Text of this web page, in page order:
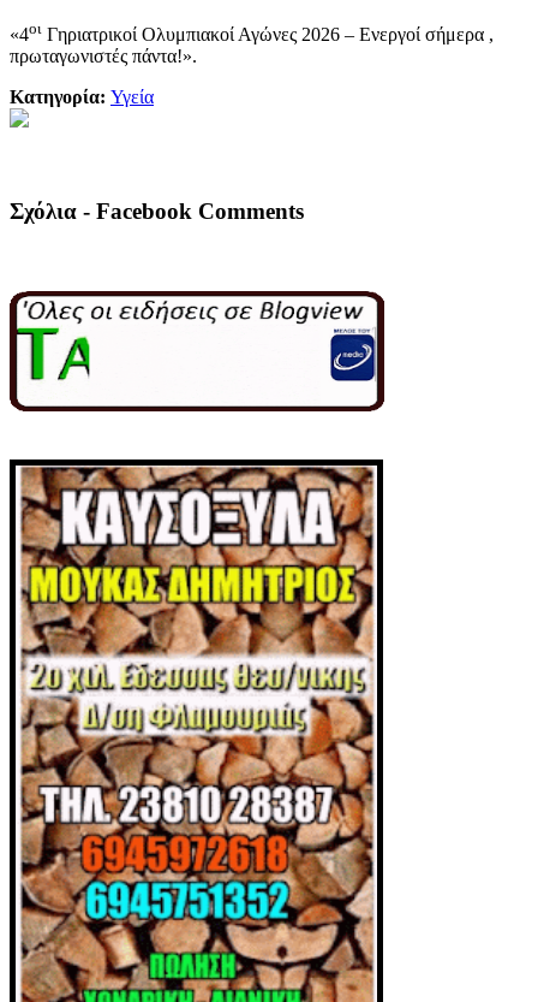
«4οι Γηριατρικοί Ολυμπιακοί Αγώνες 2026 – Ενεργοί σήμερα ,
πρωταγωνιστές πάντα!».
Κατηγορία: Υγεία
Σχόλια - Facebook Comments